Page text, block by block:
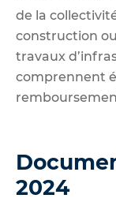
de la
construction
travaux
comprennent
2024